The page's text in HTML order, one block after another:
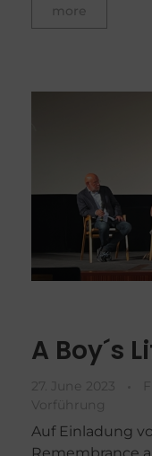
more
A Boy´s
27. June 2023
Vorführung
Auf Einladung